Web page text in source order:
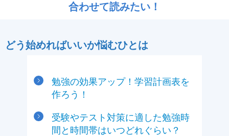
合わせて読みたい！
どう始めればいいか悩むひとは
勉強の効果アップ！学習計画表を
作ろう！
受験やテスト対策に適した勉強時
間と時間帯はいつどれぐらい？